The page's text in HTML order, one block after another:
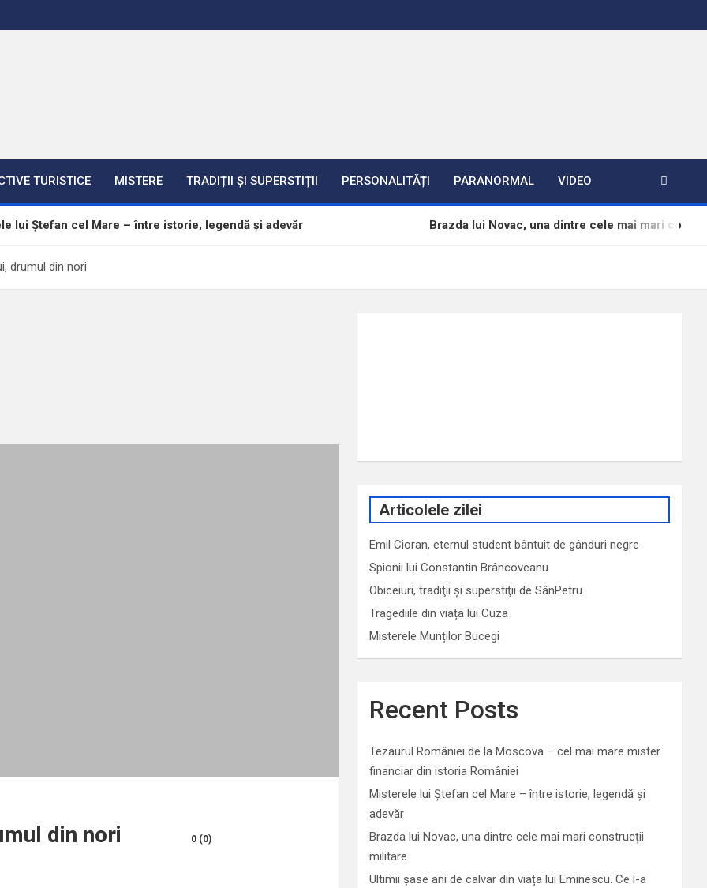
TURISTICE MISTERE TRADIȚII ȘI SUPERSTIȚII PERSONALITĂȚI PARANORMAL VIDEO
cel Mare – între istorie, legendă și adevăr Brazda lui Novac, una dintre cele mai mari construcții
drumul din nori
din nori 0 (0)
Articolele zilei
Emil Cioran, eternul student bântuit de gânduri negre
Spionii lui Constantin Brâncoveanu
Obiceiuri, tradiţii şi superstiţii de SânPetru
Tragediile din viața lui Cuza
Misterele Munților Bucegi
Recent Posts
Tezaurul României de la Moscova – cel mai mare mister
financiar din istoria României
Misterele lui Ștefan cel Mare – între istorie, legendă și
adevăr
Brazda lui Novac, una dintre cele mai mari construcții
militare
Ultimii șase ani de calvar din viața lui Eminescu. Ce l-a